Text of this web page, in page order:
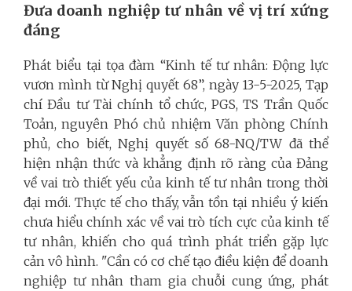
Đưa doanh nghiệp tư nhân về vị trí xứng
đáng
Phát biểu tại tọa đàm “Kinh tế tư nhân: Động lực
vươn mình từ Nghị quyết 68”, ngày 13-5-2025, Tạp
chí Đầu tư Tài chính tổ chức, PGS, TS Trần Quốc
Toản, nguyên Phó chủ nhiệm Văn phòng Chính
phủ, cho biết, Nghị quyết số 68-NQ/TW đã thể
hiện nhận thức và khẳng định rõ ràng của Đảng
về vai trò thiết yếu của kinh tế tư nhân trong thời
đại mới. Thực tế cho thấy, vẫn tồn tại nhiều ý kiến
chưa hiểu chính xác về vai trò tích cực của kinh tế
tư nhân, khiến cho quá trình phát triển gặp lực
cản vô hình. "Cần có cơ chế tạo điều kiện để doanh
nghiệp tư nhân tham gia chuỗi cung ứng, phát